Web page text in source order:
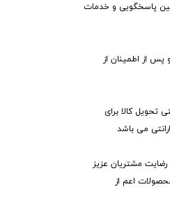
پاسخگویی و خدمات
از اطمینان از
تحویل کالا برای
می باشد
مشتریان عزیز
اعم از